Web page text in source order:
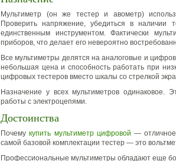
Мультиметр (он же тестер и авометр)
Проверить напряжение, убедиться в наличии
единственным инструментом. Фактически
приборов, что делает его невероятно
Все мультиметры делятся на аналоговые и
небольшая цена и способность работать при
цифровых тестеров вместо шкалы со стрелкой
Назначение у всех мультиметров одинаковое.
работы с электроцепями.
Достоинства
Почемукупить мультиметр цифровой —
самой базовой комплектации тестер — это
Профессиональные мультиметры обладают еще